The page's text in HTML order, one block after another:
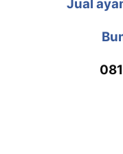
Jual